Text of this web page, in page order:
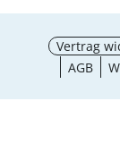
Vertrag
AGB